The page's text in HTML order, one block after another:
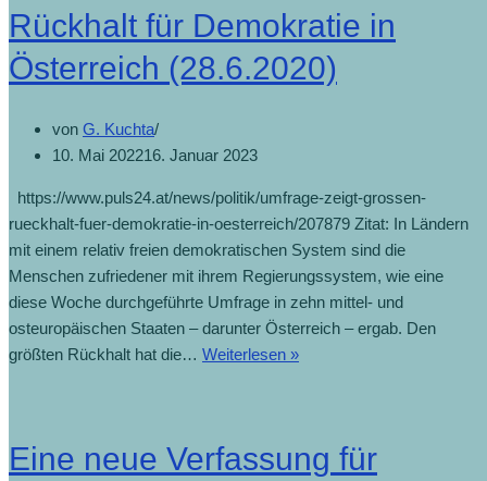
Rückhalt für Demokratie in
Österreich (28.6.2020)
von G. Kuchta
10. Mai 202216. Januar 2023
https://www.puls24.at/news/politik/umfrage-zeigt-grossen-
rueckhalt-fuer-demokratie-in-oesterreich/207879 Zitat: In Ländern
mit einem relativ freien demokratischen System sind die
Menschen zufriedener mit ihrem Regierungssystem, wie eine
diese Woche durchgeführte Umfrage in zehn mittel- und
osteuropäischen Staaten – darunter Österreich – ergab. Den
größten Rückhalt hat die… Weiterlesen »
Eine neue Verfassung für